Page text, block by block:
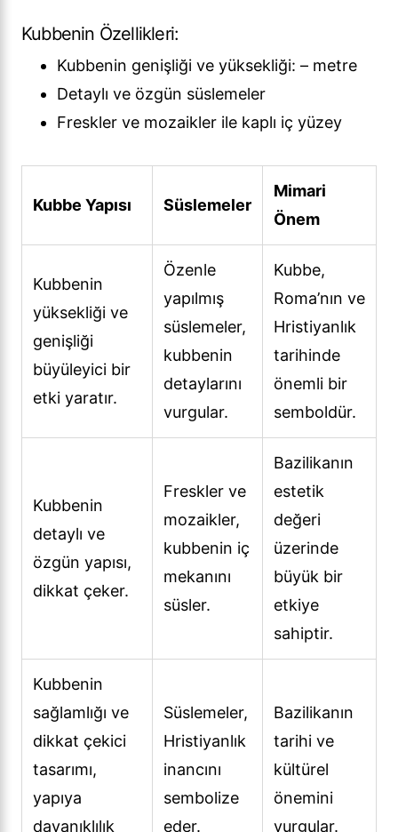
Kubbenin Özellikleri:
Kubbenin genişliği ve yüksekliği: – metre
Detaylı ve özgün süslemeler
Freskler ve mozaikler ile kaplı iç yüzey
Kubbe Yapısı Süslemeler
Mimari
Önem
Kubbenin
yüksekliği ve
genişliği
büyüleyici bir
etki yaratır.
Özenle
yapılmış
süslemeler,
kubbenin
detaylarını
vurgular.
Kubbe,
Roma’nın ve
Hristiyanlık
tarihinde
önemli bir
semboldür.
Kubbenin
detaylı ve
özgün yapısı,
dikkat çeker.
Freskler ve
mozaikler,
kubbenin iç
mekanını
süsler.
Bazilikanın
estetik
değeri
üzerinde
büyük bir
etkiye
sahiptir.
Kubbenin
sağlamlığı ve
dikkat çekici
tasarımı,
yapıya
dayanıklılık
Süslemeler,
Hristiyanlık
inancını
sembolize
eder.
Bazilikanın
tarihi ve
kültürel
önemini
vurgular.